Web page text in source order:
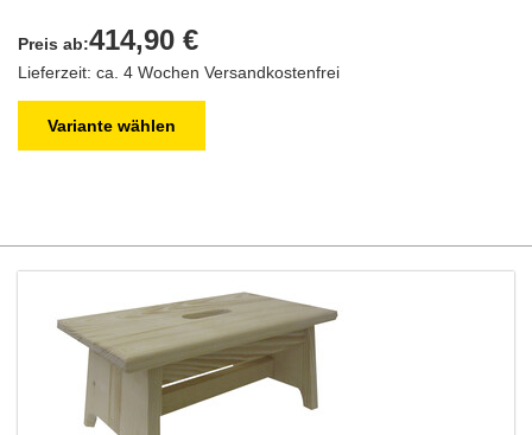
Preis ab:414,90 €
Lieferzeit: ca. 4 Wochen Versandkostenfrei
Variante wählen